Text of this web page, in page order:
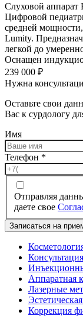
Слуховой аппарат
Цифровой
средней
Lumity.
легкой до
Оснащен
239 000 ₽
Нужна
Оставьте свои
Вас к сурдологу
Имя
Телефон *
Отправляя
даете свое
Записаться на
Аппаратная
Лазерные
Коррекция